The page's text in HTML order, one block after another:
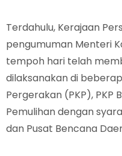
Terdahulu, Kerajaan
pengumuman Menteri
tempoh hari telah
dilaksanakan di
Pergerakan (PKP), PKP
Pemulihan dengan
dan Pusat Bencana